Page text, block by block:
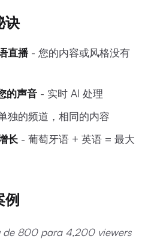
诀
直播- 您的内容或风格没有
的声音 - 实时 AI 处理
独的频道，相同的内容
长 - 葡萄牙语 + 英语 = 最大
例
de 800 para 4,200 viewers